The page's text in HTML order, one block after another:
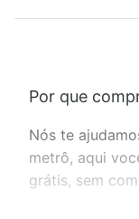
Por que
Nós te
metrô, aqui
grátis, sem